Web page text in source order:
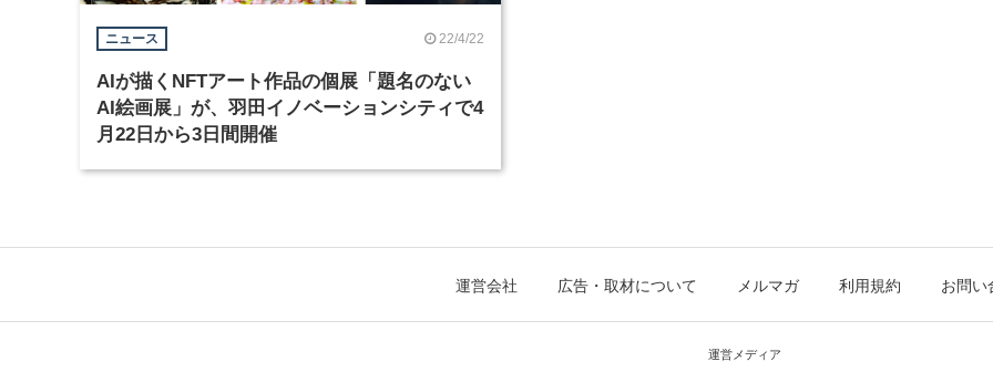
ニュース 22/4/22
AIが描くNFTアート作品の個展「題名のない
AI絵画展」が、羽田イノベーションシティで4
月22日から3日間開催
運営会社 広告・取材について メルマガ 利用規約 お問い
運営メディア